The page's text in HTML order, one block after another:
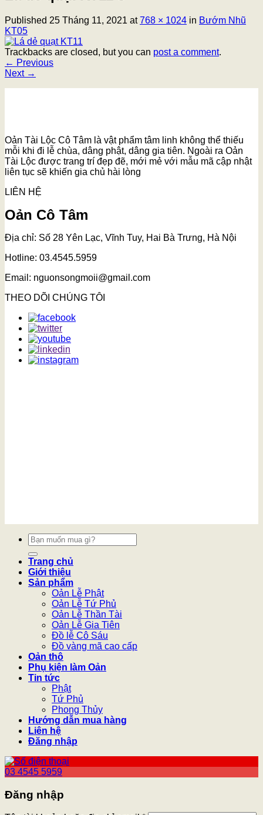
Published 25 Tháng 11, 2021 at768 × 1024 in Bướm Nhũ
KT05
Trackbacks are closed, but you can post a comment.
← Previous
Next →
Oản Tài Lộc Cô Tâm là vật phẩm tâm linh không thể thiếu
mỗi khi đi lễ chùa, dâng phật, dâng gia tiên. Ngoài ra Oản
Tài Lộc được trang trí đẹp đẽ, mới mẻ với mẫu mã cập nhật
liên tục sẽ khiến gia chủ hài lòng
LIÊN HỆ
Oản Cô Tâm
Địa chỉ: Số 28 Yên Lạc, Vĩnh Tuy, Hai Bà Trưng, Hà Nội
Hotline: 03.4545.5959
Email: nguonsongmoii@gmail.com
THEO DÕI CHÚNG TÔI
Tìm
kiếm:
Trang chủ
Giới thiệu
Sản phẩm
Oản Lễ Phật
Oản Lễ Tứ Phủ
Oản Lễ Thần Tài
Oản Lễ Gia Tiên
Đồ lễ Cô Sáu
Đồ vàng mã cao cấp
Oản thô
Phụ kiện làm Oản
Tin tức
Phật
Tứ Phủ
Phong Thủy
Hướng dẫn mua hàng
Liên hệ
Đăng nhập
03 4545 5959
Đăng nhập